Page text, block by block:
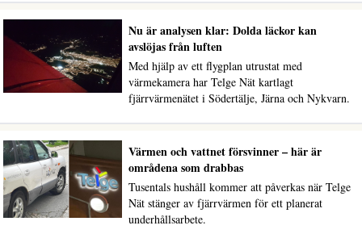
Nu är analysen klar: Dolda läckor kan
avslöjas från luften
Med hjälp av ett flygplan utrustat med
värmekamera har Telge Nät kartlagt
fjärrvärmenätet i Södertälje, Järna och Nykvarn.
Värmen och vattnet försvinner – här är
områdena som drabbas
Tusentals hushåll kommer att påverkas när Telge
Nät stänger av fjärrvärmen för ett planerat
underhållsarbete.